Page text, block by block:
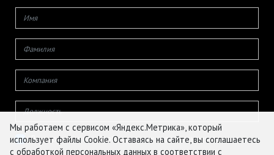
Даю согласие на обработку своих персональных данных
Мы работаем с сервисом «Яндекс.Метрика», который
использует файлы Cookie. Оставаясь на сайте, вы соглашаетесь
с обработкой персональных данных в соответствии с